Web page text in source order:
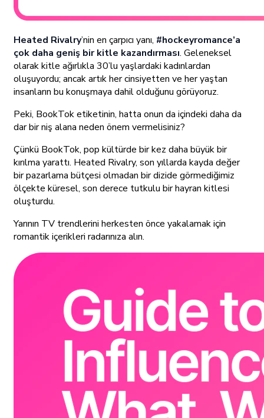
Heated Rivalry’nin en çarpıcı yanı, #hockeyromance’a
çok daha geniş bir kitle kazandırması. Geleneksel
olarak kitle ağırlıkla 30’lu yaşlardaki kadınlardan
oluşuyordu; ancak artık her cinsiyetten ve her yaştan
insanların bu konuşmaya dahil olduğunu görüyoruz.
Peki, BookTok etiketinin, hatta onun da içindeki daha da
dar bir niş alana neden önem vermelisiniz?
Çünkü BookTok, pop kültürde bir kez daha büyük bir
kırılma yarattı. Heated Rivalry, son yıllarda kayda değer
bir pazarlama bütçesi olmadan bir dizide görmediğimiz
ölçekte küresel, son derece tutkulu bir hayran kitlesi
oluşturdu.
Yarının TV trendlerini herkesten önce yakalamak için
romantik içerikleri radarınıza alın.